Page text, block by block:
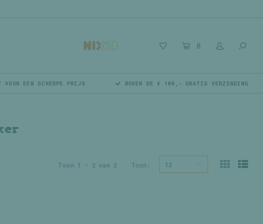
0
VOOR EEN SCHERPE PRIJS BOVEN DE € 100,- GRATIS VERZENDING
Toon 1 - 2 van 2 Toon: 12